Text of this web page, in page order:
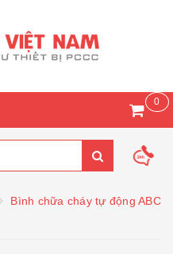
0
Bình chữa cháy tự động ABC